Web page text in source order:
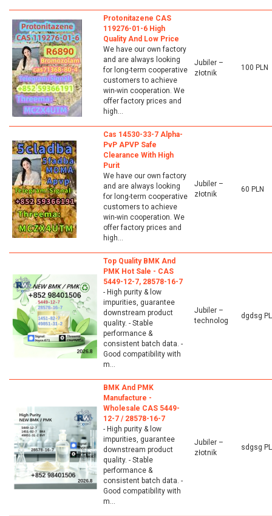
Protonitazene CAS
119276-01-6 High
Quality And Low Price
We have our own factory
and are always looking
for long-term cooperative
customers to achieve
win-win cooperation. We
offer factory prices and
high...
Jubiler –
złotnik
100 PLN
Cas 14530-33-7 Alpha-
PvP APVP Safe
Clearance With High
Purit
We have our own factory
and are always looking
for long-term cooperative
customers to achieve
win-win cooperation. We
offer factory prices and
high...
Jubiler –
złotnik
60 PLN
Top Quality BMK And
PMK Hot Sale - CAS
5449-12-7, 28578-16-7
- High purity & low
impurities, guarantee
downstream product
quality. - Stable
performance &
consistent batch data. -
Good compatibility with
m...
Jubiler –
technolog
dgdsg
BMK And PMK
Manufacture -
Wholesale CAS 5449-
12-7 / 28578-16-7
- High purity & low
impurities, guarantee
downstream product
quality. - Stable
performance &
consistent batch data. -
Good compatibility with
m...
Jubiler –
złotnik
sdgsg